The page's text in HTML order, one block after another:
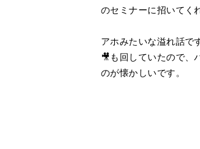
のセミナーに招いてく
アホみたいな溢れ話で
🎥も回していたので、
のが懐かしいです。